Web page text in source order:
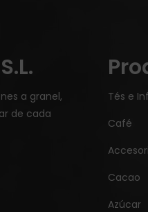
a granel,
de cada
Tés e
Café
Cacao
Azúcar